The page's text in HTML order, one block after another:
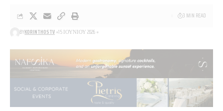
BYKORINTHOSTV 15 ΙΟΥΝΊΟΥ 2026
3 MIN READ